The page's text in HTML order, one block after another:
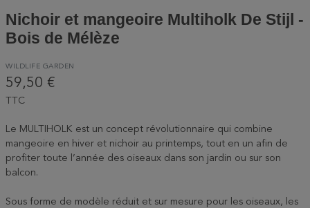
Nichoir et mangeoire Multiholk De Stijl -
Bois de Mélèze
WILDLIFE GARDEN
59,50 €
TTC
Le MULTIHOLK est un concept révolutionnaire qui combine
mangeoire en hiver et nichoir au printemps, tout en un afin de
profiter toute l’année des oiseaux dans son jardin ou sur son
balcon.
Sous forme de modèle réduit et sur mesure pour les oiseaux, les